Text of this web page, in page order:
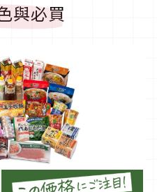
與必買